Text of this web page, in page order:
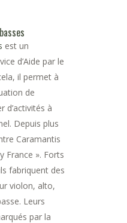
est un
d’Aide par le
il permet à
de
d’activités à
Depuis plus
Caramantis
France ». Forts
fabriquent des
violon, alto,
Leurs
par la